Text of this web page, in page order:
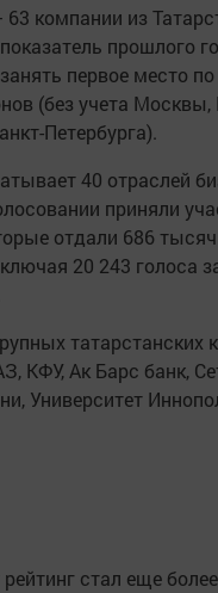
компании из
прошлого
первое место
(без учета
Петербурга).
40 отраслей
приняли
отдали 686
20 243 голоса
татарстанских
КФУ, Ак Барс банк,
Университет
стал еще